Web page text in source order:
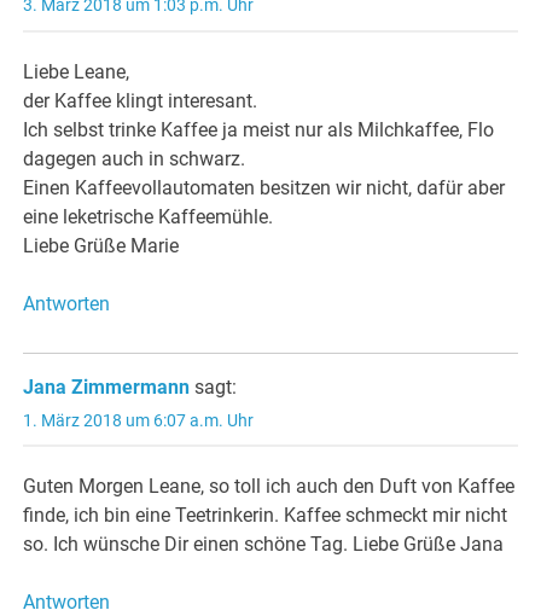
3. März 2018 um 1:03 p.m. Uhr
Liebe Leane,
der Kaffee klingt interesant.
Ich selbst trinke Kaffee ja meist nur als Milchkaffee, Flo
dagegen auch in schwarz.
Einen Kaffeevollautomaten besitzen wir nicht, dafür aber
eine leketrische Kaffeemühle.
Liebe Grüße Marie
Antworten
Jana Zimmermann sagt:
1. März 2018 um 6:07 a.m. Uhr
Guten Morgen Leane, so toll ich auch den Duft von Kaffee
finde, ich bin eine Teetrinkerin. Kaffee schmeckt mir nicht
so. Ich wünsche Dir einen schöne Tag. Liebe Grüße Jana
Antworten